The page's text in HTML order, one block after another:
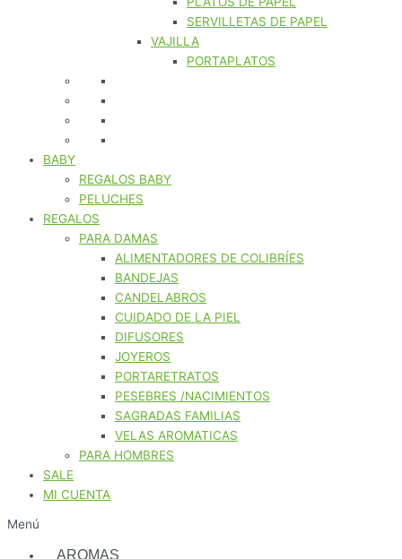
SERVILLETAS DE PAPEL
VAJILLA
PORTAPLATOS
BABY
REGALOS BABY
PELUCHES
REGALOS
PARA DAMAS
ALIMENTADORES DE COLIBRÍES
BANDEJAS
CANDELABROS
CUIDADO DE LA PIEL
DIFUSORES
JOYEROS
PORTARETRATOS
PESEBRES /NACIMIENTOS
SAGRADAS FAMILIAS
VELAS AROMATICAS
PARA HOMBRES
SALE
MI CUENTA
Menú
AROMAS